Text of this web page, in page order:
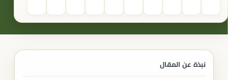
نبذة عن المقال